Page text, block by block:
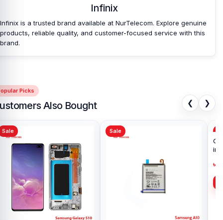
Infinix
Infinix is a trusted brand available at NurTelecom. Explore genuine
products, reliable quality, and customer-focused service with this
brand.
Picks
Also Bought ❮ ❯
Sale Sale